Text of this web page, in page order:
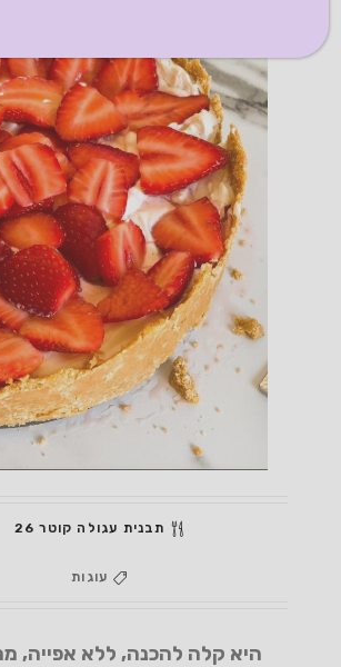
תבנית עגולה קוטר 26
עוגות
היא קלה להכנה, ללא אפייה,